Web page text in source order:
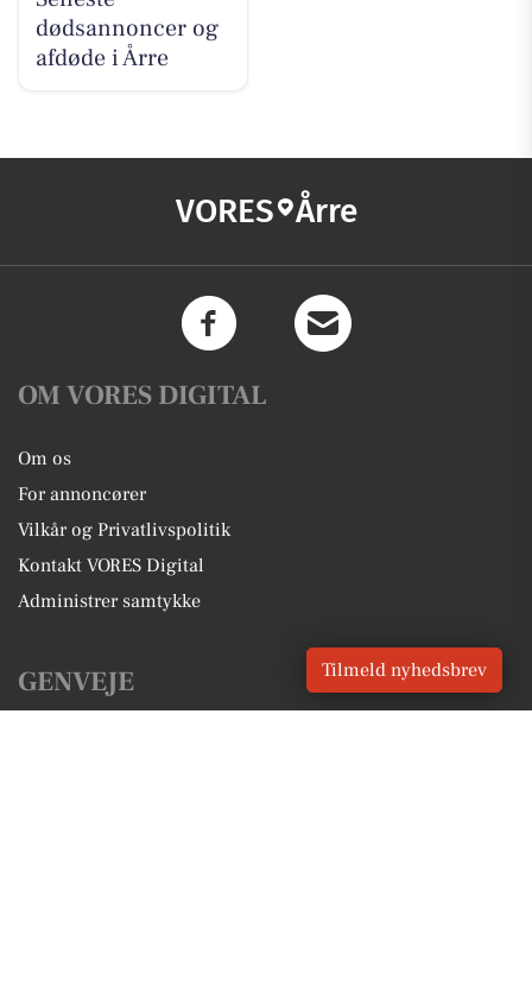
dødsannoncer og
afdøde i Årre
VORES Årre
OM VORES DIGITAL
Om os
For annoncører
Vilkår og Privatlivspolitik
Kontakt VORES Digital
Administrer samtykke
GENVEJE Tilmeld nyhedsbrev